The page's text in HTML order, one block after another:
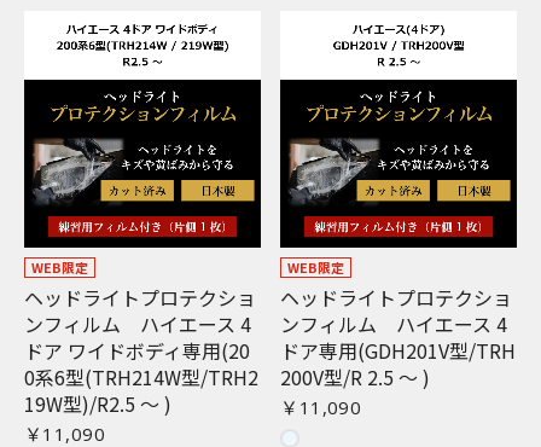
WEB限定
ヘッドライトプロテクショ
ンフィルム ハイエース 4
ドア ワイドボディ専用(20
0系6型(TRH214W型/TRH2
19W型)/R2.5 〜 )
￥11,090
WEB限定
ヘッドライトプロテクショ
ンフィルム ハイエース 4
ドア専用(GDH201V型/TRH
200V型/R 2.5 〜 )
￥11,090